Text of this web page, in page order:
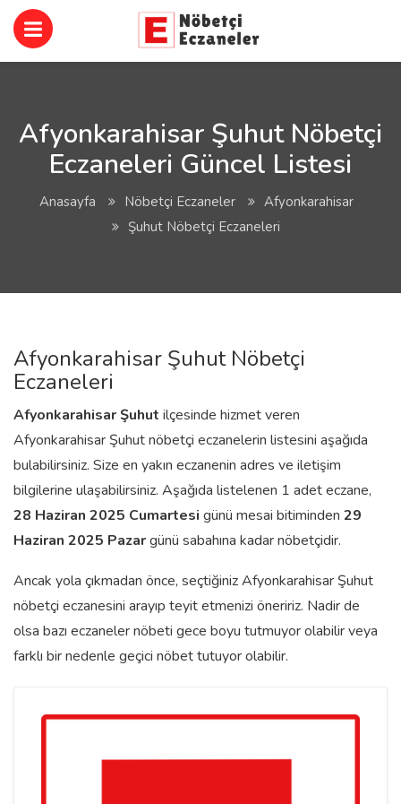
Afyonkarahisar Şuhut Nöbetçi
Eczaneleri Güncel Listesi
Anasayfa Nöbetçi Eczaneler
Afyonkarahisar
Şuhut Nöbetçi Eczaneleri
Afyonkarahisar Şuhut Nöbetçi
Eczaneleri
AfyonkarahisarŞuhut ilçesinde hizmet veren
Afyonkarahisar Şuhut nöbetçi eczanelerin listesini aşağıda
bulabilirsiniz. Size en yakın eczanenin adres ve iletişim
bilgilerine ulaşabilirsiniz. Aşağıda listelenen 1 adet eczane,
28 Haziran 2025 Cumartesi günü mesai bitiminden 29
Haziran 2025 Pazargünü sabahına kadar nöbetçidir.
Ancak yola çıkmadan önce, seçtiğiniz Afyonkarahisar Şuhut
nöbetçi eczanesini arayıp teyit etmenizi öneririz. Nadir de
olsa bazı eczaneler nöbeti gece boyu tutmuyor olabilir veya
farklı bir nedenle geçici nöbet tutuyor olabilir.